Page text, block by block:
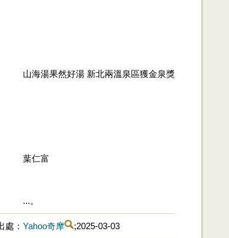
山海湯果然好湯 新北兩溫泉區獲金泉獎
葉仁富
...。
處 Yahoo奇摩 ;2025-03-03